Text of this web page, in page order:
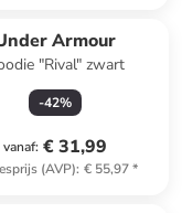
Armour
"Rival" zwart
-42%
vanaf: € 31,99
(AVP): € 55,97*